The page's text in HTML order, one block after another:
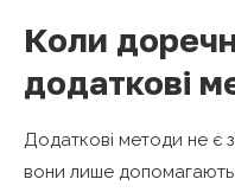
Коли
додаткові
Додаткові методи не є
вони лише